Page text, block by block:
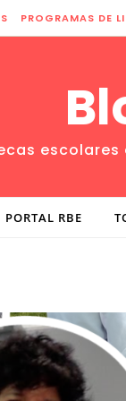
PROGRAMAS DE
PORTAL RBE